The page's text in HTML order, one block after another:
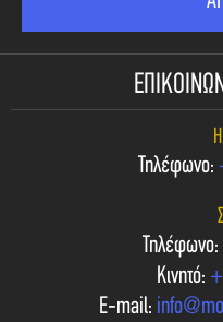
Τηλέφωνο:
Τηλέφωνο:
Κινητό:
E-mail: